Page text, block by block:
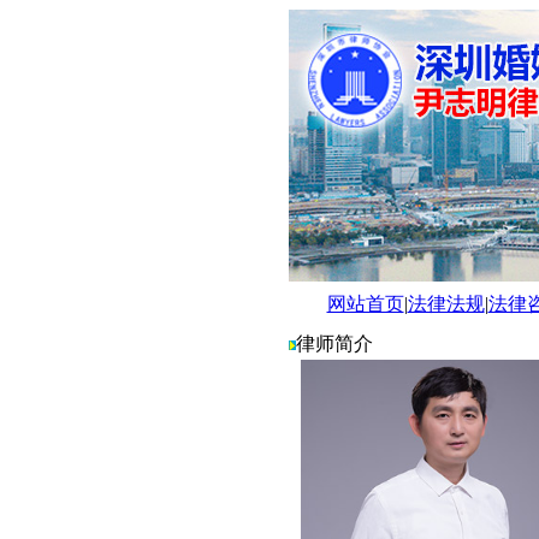
网站首页|法律法规|法律
律师简介